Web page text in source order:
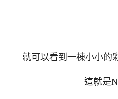
就可以看到一棟小小的
這就是